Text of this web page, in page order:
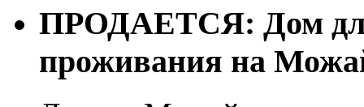
ПРОДАЕТСЯ: Дом для
проживания на